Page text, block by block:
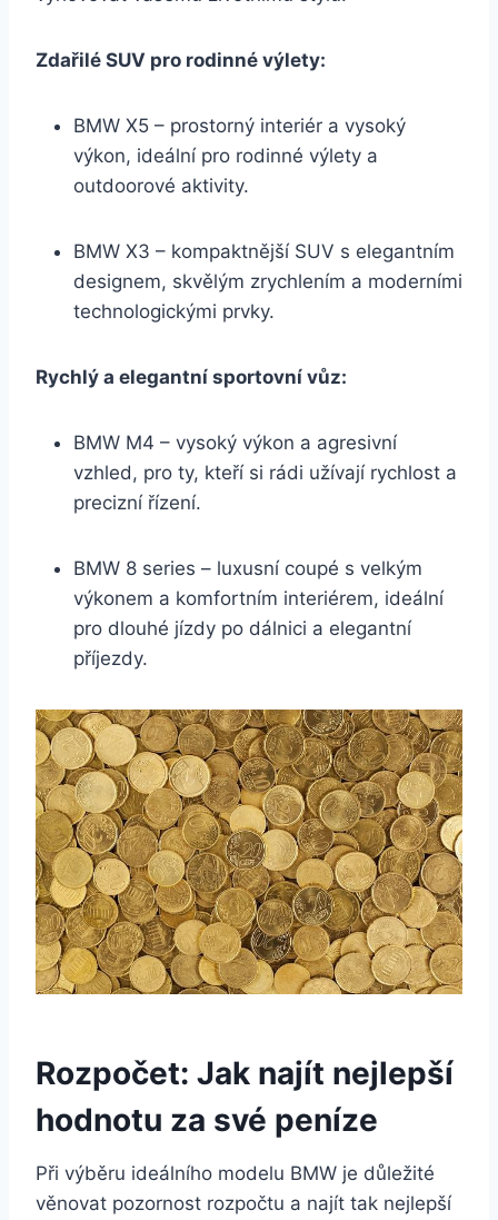
Zdařilé SUV pro rodinné výlety:
BMW X5 – prostorný interiér a vysoký
výkon, ideální pro rodinné výlety a
outdoorové aktivity.
BMW X3 – kompaktnější SUV s elegantním
designem, skvělým zrychlením a moderními
technologickými prvky.
Rychlý a elegantní sportovní vůz:
BMW M4 – vysoký výkon a agresivní
vzhled, pro ty, kteří si rádi užívají rychlost a
precizní řízení.
BMW 8 series – luxusní coupé s velkým
výkonem a komfortním interiérem, ideální
pro dlouhé jízdy po dálnici a elegantní
příjezdy.
Rozpočet: Jak najít nejlepší
hodnotu za své peníze
Při výběru ideálního modelu BMW je důležité
věnovat pozornost rozpočtu a najít tak nejlepší